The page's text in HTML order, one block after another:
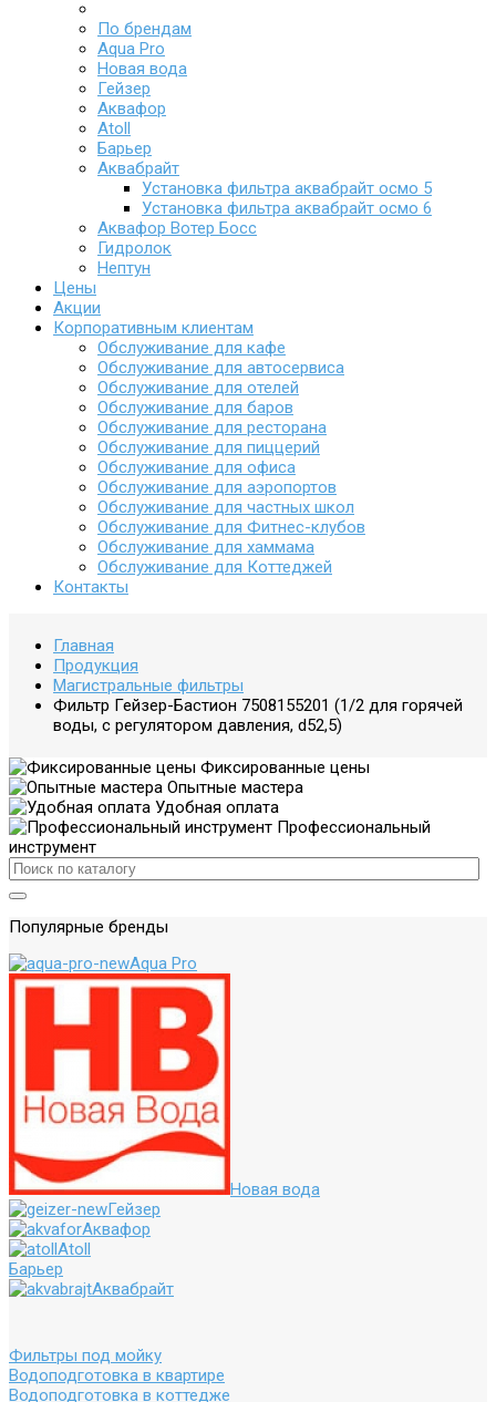
По брендам
Aqua Pro
Новая вода
Гейзер
Аквафор
Atoll
Барьер
Аквабрайт
Установка фильтра аквабрайт осмо 5
Установка фильтра аквабрайт осмо 6
Аквафор Вотер Босс
Гидролок
Нептун
Цены
Акции
Корпоративным клиентам
Обслуживание для кафе
Обслуживание для автосервиса
Обслуживание для отелей
Обслуживание для баров
Обслуживание для ресторана
Обслуживание для пиццерий
Обслуживание для офиса
Обслуживание для аэропортов
Обслуживание для частных школ
Обслуживание для Фитнес-клубов
Обслуживание для хаммама
Обслуживание для Коттеджей
Контакты
Главная
Продукция
Магистральные фильтры
Фильтр Гейзер-Бастион 7508155201 (1/2 для горячей
воды, с регулятором давления, d52,5)
Фиксированные цены
Опытные мастера
Удобная оплата
Профессиональный
инструмент
Популярные бренды
Aqua Pro
Новая вода
Гейзер
Аквафор
Atoll
Барьер
Аквабрайт
Фильтры под мойку
Водоподготовка в квартире
Водоподготовка в коттедже